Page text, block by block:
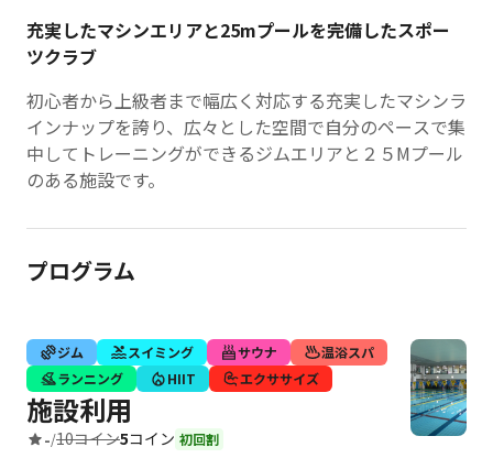
充実したマシンエリアと25mプールを完備したスポー
ツクラブ
初心者から上級者まで幅広く対応する充実したマシンラ
インナップを誇り、広々とした空間で自分のペースで集
中してトレーニングができるジムエリアと２５Mプール
のある施設です。
プログラム
ジム スイミング サウナ
温浴スパ
ランニング
HIIT エクササイズ
施設利用
-/10コイン5コイン 初回割